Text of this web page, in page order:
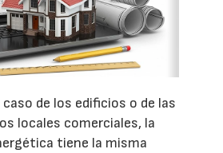
caso de los edificios o de las
locales comerciales, la
tiene la misma